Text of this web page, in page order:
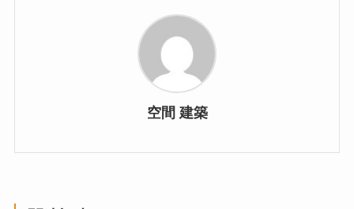
空間 建築